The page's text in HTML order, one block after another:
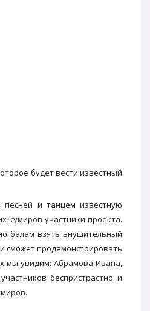
будет вести известный
песней и танцем известную
кумиров участники проекта.
балам взять внушительный
сможет продемонстрировать
мы увидим: Абрамова Ивана,
беспристрастно и